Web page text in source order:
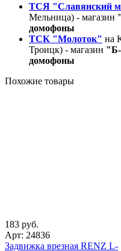
ТСЯ "Славянский
Мельница) - магазин
домофоны
ТСК "Молоток" на
Троицк) - магазин "Б-
домофоны
Похожие товары
183 руб.
Арт: 24836
Задвижка врезная RENZ L-